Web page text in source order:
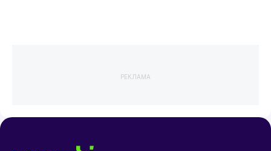
РЕКЛАМА